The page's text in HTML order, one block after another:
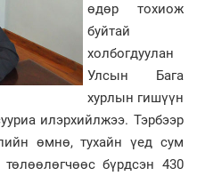
өдөр тохиож
буйтай
холбогдуулан
Улсын Бага
хурлын гишүүн
илэрхийлжээ. Тэрбээр
өмнө, тухайн үед сум
бүрдсэн 430